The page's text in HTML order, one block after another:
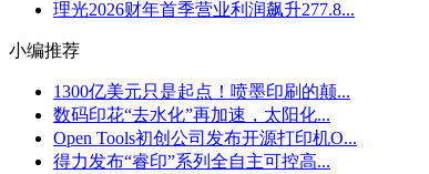
理光2026财年首季营业利润飙升277.8...
小编推荐
1300亿美元只是起点！喷墨印刷的颠...
数码印花“去水化”再加速，太阳化...
Open Tools初创公司发布开源打印机O...
得力发布“睿印”系列全自主可控高...